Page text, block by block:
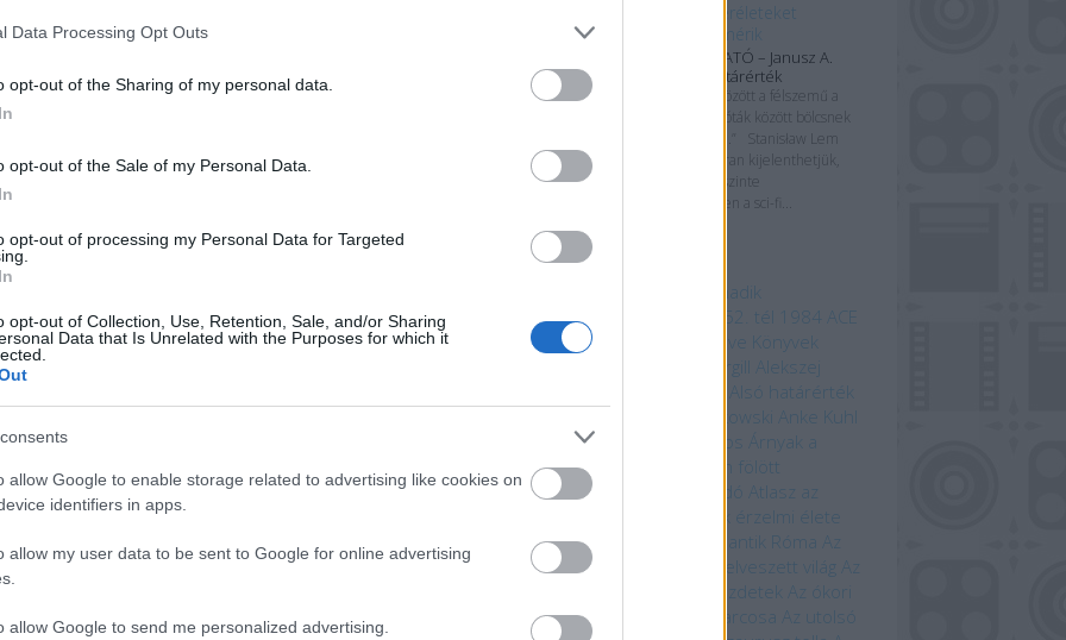
Data Processing Opt Outs
opt-out of the Sharing of my personal data.
opt-out of the Sale of my Personal Data.
opt-out of processing my Personal Data for Targeted
opt-out of Collection, Use, Retention, Sale, and/or Sharing
Data that Is Unrelated with the Purposes for which it
allow Google to enable storage related to advertising like cookies on
identifiers in apps.
allow my user data to be sent to Google for online advertising
allow Google to send me personalized advertising.
TOVÁBB
képregénybemutató
Képes Krónikák Kiadó történelmi képregények
nyüzsgő édenkertet!
Collins: Vadon a kertemben
ház- és kerttulajdonos képes egy kicsit jobbá tenni a világot.”
Isabella Tree
Ahol az emberéleteket
kreditekben mérik
KÖNYVBEMUTATÓ – Janusz A.
Zajdel: Alsó határérték
„Ahogy vakok között a félszemű a
király, úgy az idióták között bölcsnek
tűnhet egy debil.” Stanisław Lem
említésekor bátran kijelenthetjük,
hogy személye szinte
megkerülhetetlen a sci-fi...
Címkék
100 beszédes tárgy a Harmadik
Birodalomból
1152. tél 1984 ACE
Gamebooks
Agave Könyvek
Alastair Fothergill
Alekszej
Alsó határérték
Andrzej Sapkowski Anke Kuhl
Anna Claybourne
Árnyak a
sötétben Árnyék Innsmouth fölött
asztrofizika
Athenaeum Kiadó
Atlasz az
Az állatok érzelmi élete
Az állatok szerelmi élete
Az antik Róma Az
Avatar világa
Az elveszett világ Az
emberiség története – A kezdetek Az ókori
Görögország
Az országút harcosa Az utolsó